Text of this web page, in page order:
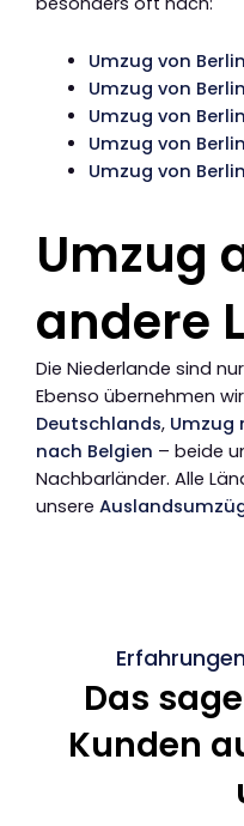
Umzug von
Umzug von
Umzug von
Umzug von
Umzug von
Umzug
andere
Die Niederlande sind
Ebenso übernehmen
Deutschlands, Umzug
nach Belgien – beide
Nachbarländer. Alle
unsere
Das
Kunden